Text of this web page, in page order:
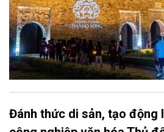
Đánh thức di sản, tạo động